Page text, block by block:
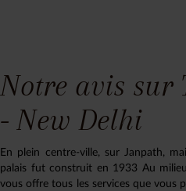
Notre avis sur
- New Delhi
En plein centre-ville, sur Janpath,
palais fut construit en 1933 Au
vous offre tous les services que vous